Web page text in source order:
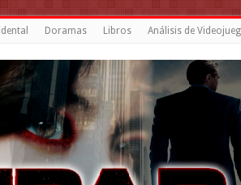
Doramas Libros Análisis de